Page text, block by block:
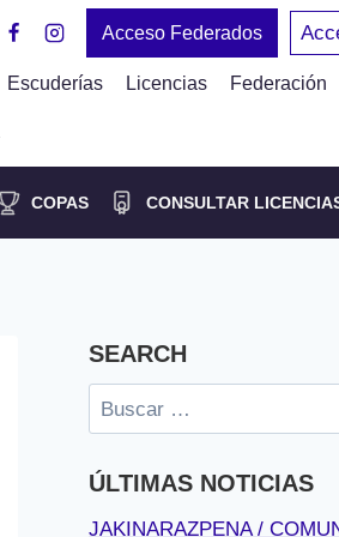
Acceso Federados
Escuderías Licencias Federación
COPAS CONSULTAR
SEARCH
Buscar:
ÚLTIMAS NOTICIAS
JAKINARAZPENA /